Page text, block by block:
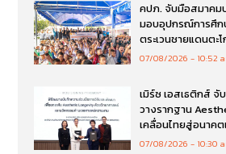
คปภ. จับมือสมาคม
มอบอุปกรณ์การศึก
ตระเวนชายแดนต
07/08/2026 10:52
เมิร์ซ เอสเธติกส์ จั
วางรากฐาน
เคลื่อนไทยสู่อนาค
07/08/2026 10:30